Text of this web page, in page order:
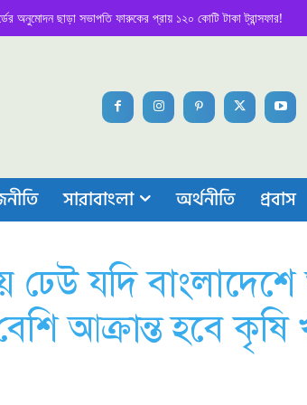
ছাড়া সভাপতি ফারুকের প্রায় ১২০ কোটি টাকা ট্রান্সফার!
সারাবাংলা অর্থনীতি প্রবাস
ঢেউ যদি
আক্রান্ত হবে কৃষি